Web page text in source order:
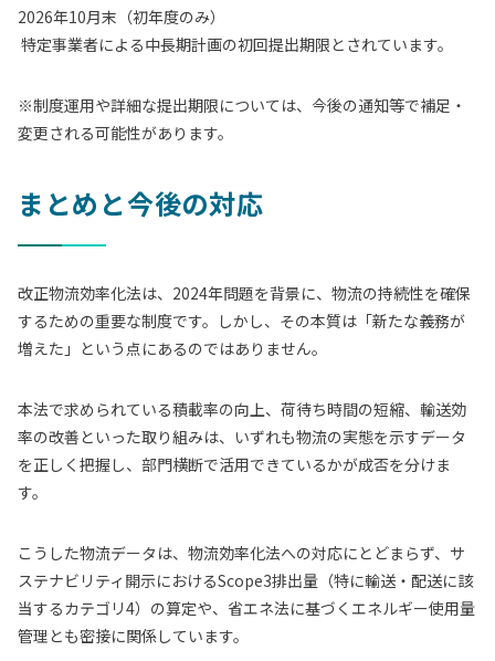
2026年10月末（初年度のみ）
特定事業者による中長期計画の初回提出期限とされています。
※制度運用や詳細な提出期限については、今後の通知等で補足・
変更される可能性があります。
まとめと今後の対応
改正物流効率化法は、2024年問題を背景に、物流の持続性を確保
するための重要な制度です。しかし、その本質は「新たな義務が
増えた」という点にあるのではありません。
本法で求められている積載率の向上、荷待ち時間の短縮、輸送効
率の改善といった取り組みは、いずれも物流の実態を示すデータ
を正しく把握し、部門横断で活用できているかが成否を分けま
す。
こうした物流データは、物流効率化法への対応にとどまらず、サ
ステナビリティ開示におけるScope3排出量（特に輸送・配送に該
当するカテゴリ4） の算定や、 省エネ法に基づくエネルギー使用量
管理とも密接に関係しています。